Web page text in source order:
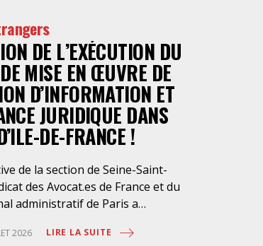
DE L’EXÉCUTION DU
MISE EN ŒUVRE DE
D’INFORMATION ET
JURIDIQUE DANS
DE-FRANCE !
de la section de Seine-Saint-
des Avocat.es de France et du
administratif de Paris a
visant à la « mise en œuvre de
2026 LIRE LA SUITE